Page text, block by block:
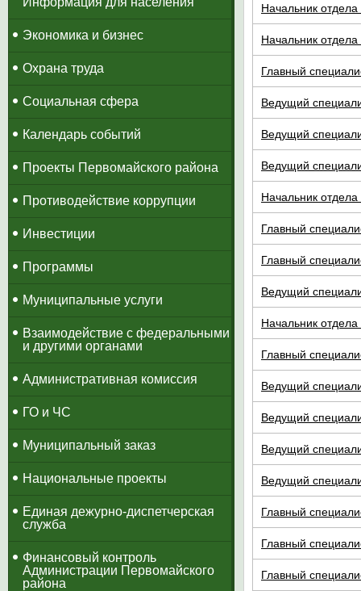
Экономика и бизнес
Охрана труда
Социальная сфера
Календарь событий
Проекты Первомайского района
Противодействие коррупции
Инвестиции
Программы
Муниципальные услуги
Взаимодействие с федеральными
и другими органами
Административная комиссия
ГО и ЧС
Муниципальный заказ
Национальные проекты
​Единая дежурно-диспетчерская
служба
​Финансовый контроль
Администрации Первомайского
района
Начальник отдела
Начальник
Главный
Ведущий
Ведущий
Ведущий
Начальник
Главный
Главный
Ведущий
Начальник
Главный
Ведущий
Ведущий
Ведущий
Ведущий
Главный
Главный
Главный